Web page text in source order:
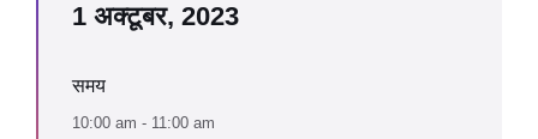
1 अक्टूबर, 2023
समय
10:00 am - 11:00 am